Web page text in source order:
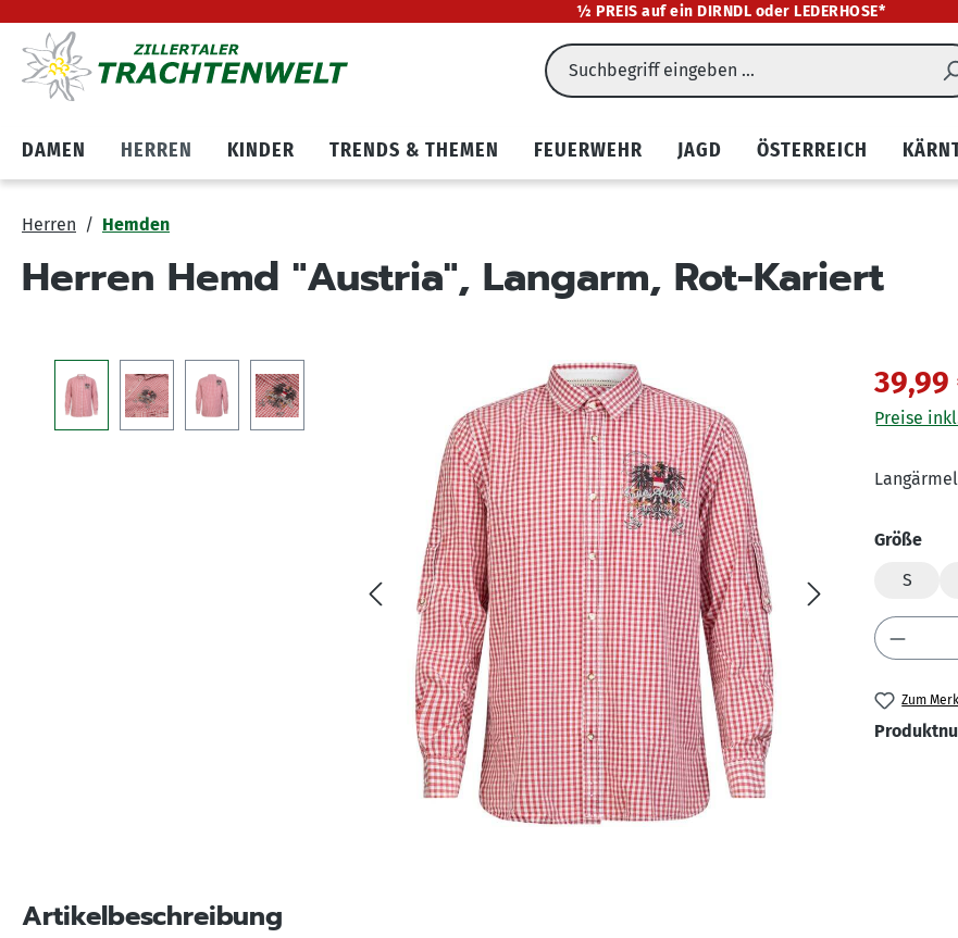
springen Zum Cookie Banner springen
½ PREIS auf ein DIRNDL oder LEDERHOSE*
DAMEN HERREN KINDER TRENDS & THEMEN FEUERWEHR JAGD ÖSTERREICH
Herren Hemden
Herren Hemd "Austria", Langarm, Rot-Kariert
Bildergalerie überspringen 39,99
Preise
Größe
S
Zum
Artikelbeschreibung